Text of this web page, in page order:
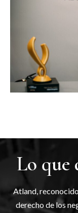
Lo que
Atland,
derecho de los